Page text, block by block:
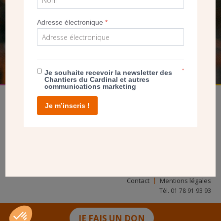
JE FAIS UN DON
Contact Mentions légales
Tél. 01 78 91 93 93
Adresse électronique*
Je souhaite recevoir la newsletter des
Chantiers du Cardinal et autres
communications marketing
*
Je m’inscris !